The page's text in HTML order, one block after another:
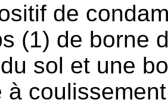
de
(1) de borne
sol et une
à